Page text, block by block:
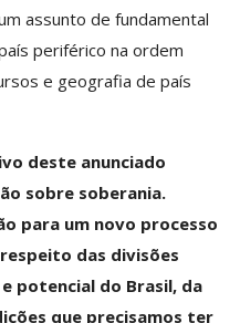
assunto de fundamental
periférico na ordem
e geografia de país
deste anunciado
sobre soberania.
para um novo processo
das divisões
potencial do Brasil, da
que precisamos ter